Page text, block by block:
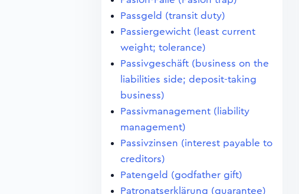
Passgeld (transit duty)
Passiergewicht (least current
weight; tolerance)
Passivgeschäft (business on the
liabilities side; deposit-taking
business)
Passivmanagement (liability
management)
Passivzinsen (interest payable to
creditors)
Patengeld (godfather gift)
Patronatserklärung (guarantee)